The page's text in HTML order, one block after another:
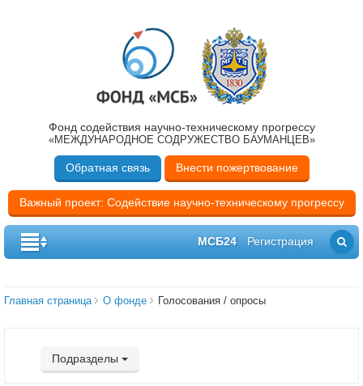
Фонд содействия научно-техническому прогрессу
«МЕЖДУНАРОДНОЕ СОДРУЖЕСТВО БАУМАНЦЕВ»
Обратная связь Внести пожертвование
Важный проект: Содействие научно-техническому прогрессу
МСБ24 Регистрация
Главная страница О фонде Голосования / опросы
Подразделы